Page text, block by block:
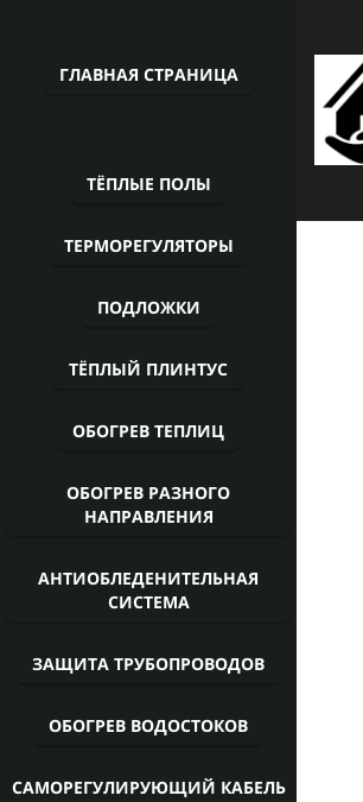
ГЛАВНАЯ СТРАНИЦА
ТЁПЛЫЕ ПОЛЫ
ТЕРМОРЕГУЛЯТОРЫ
ПОДЛОЖКИ
ТЁПЛЫЙ ПЛИНТУС
ОБОГРЕВ ТЕПЛИЦ
ОБОГРЕВ РАЗНОГО
НАПРАВЛЕНИЯ
АНТИОБЛЕДЕНИТЕЛЬНАЯ
СИСТЕМА
ЗАЩИТА ТРУБОПРОВОДОВ
ОБОГРЕВ ВОДОСТОКОВ
САМОРЕГУЛИРУЮЩИЙ КАБЕЛЬ